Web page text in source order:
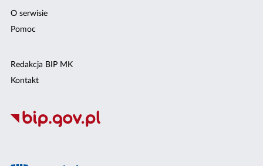
O serwisie
Pomoc
Redakcja BIP MK
Kontakt